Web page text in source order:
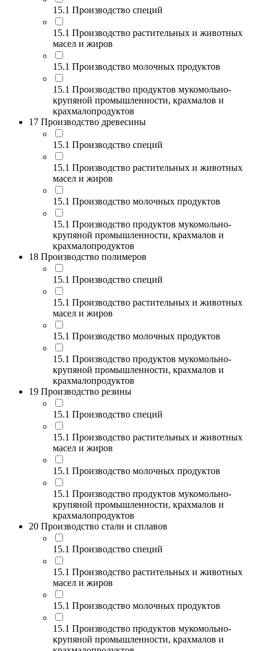
15.1 Производство специй
15.1 Производство растительных и животных
масел и жиров
15.1 Производство молочных продуктов
15.1 Производство продуктов мукомольно-
крупяной промышленности, крахмалов и
крахмалопродуктов
17 Производство древесины
15.1 Производство специй
15.1 Производство растительных и животных
масел и жиров
15.1 Производство молочных продуктов
15.1 Производство продуктов мукомольно-
крупяной промышленности, крахмалов и
крахмалопродуктов
18 Производство полимеров
15.1 Производство специй
15.1 Производство растительных и животных
масел и жиров
15.1 Производство молочных продуктов
15.1 Производство продуктов мукомольно-
крупяной промышленности, крахмалов и
крахмалопродуктов
19 Производство резины
15.1 Производство специй
15.1 Производство растительных и животных
масел и жиров
15.1 Производство молочных продуктов
15.1 Производство продуктов мукомольно-
крупяной промышленности, крахмалов и
крахмалопродуктов
20 Производство стали и сплавов
15.1 Производство специй
15.1 Производство растительных и животных
масел и жиров
15.1 Производство молочных продуктов
15.1 Производство продуктов мукомольно-
крупяной промышленности, крахмалов и